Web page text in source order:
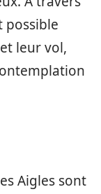
possible
leur vol,
Aigles sont